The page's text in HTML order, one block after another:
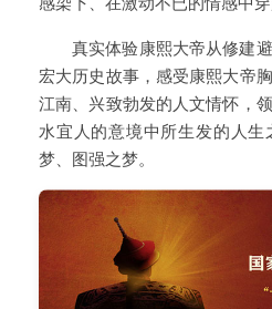
真实体验康熙大帝从修建
宏大历史故事，感受康熙大帝
江南、兴致勃发的人文情怀，
水宜人的意境中所生发的人生
梦、图强之梦。